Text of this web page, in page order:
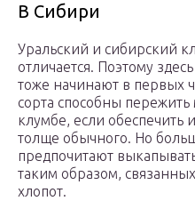
В Сибири
Уральский и сибирский
отличается. Поэтому
тоже начинают в первых
сорта способны
клумбе, если обеспечить
толще обычного. Но
предпочитают
таким образом,
хлопот.